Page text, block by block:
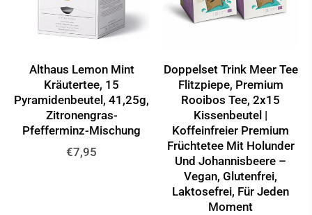
Althaus Lemon Mint
Kräutertee, 15
Pyramidenbeutel, 41,25g,
Zitronengras-
Pfefferminz-Mischung
Normaler
€7,95
Doppelset Trink Meer Tee
Flitzpiepe, Premium
Rooibos Tee, 2x15
Kissenbeutel |
Koffeinfreier Premium
Früchtetee Mit Holunder
Und Johannisbeere –
Vegan, Glutenfrei,
Laktosefrei, Für Jeden
Moment